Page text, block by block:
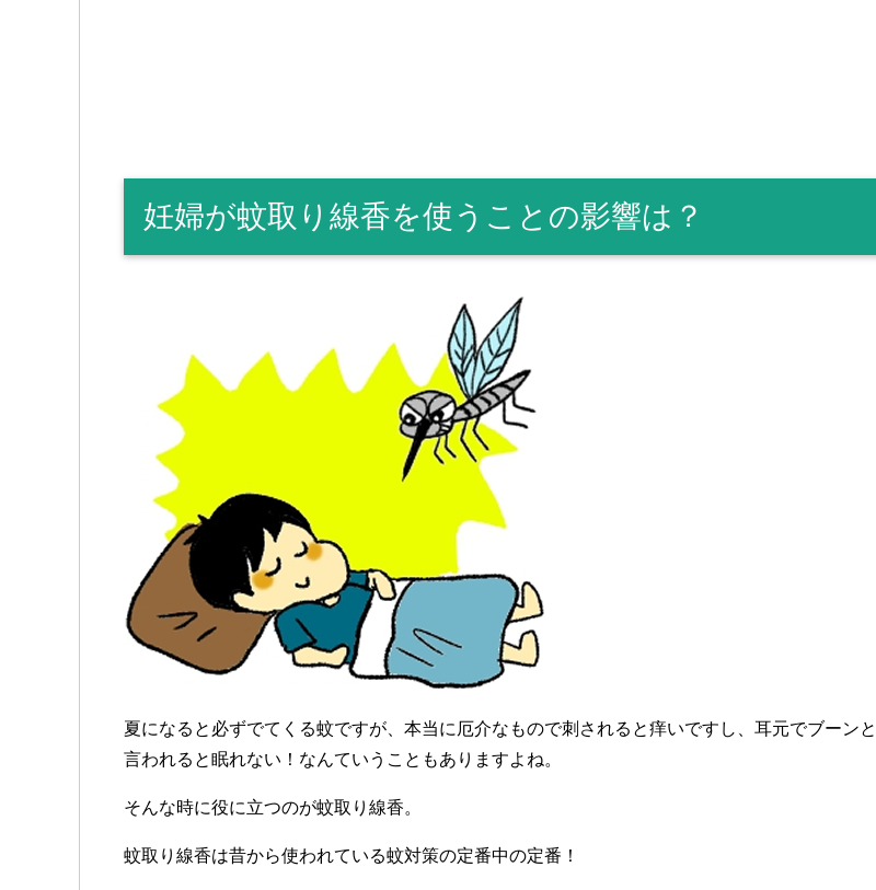
妊婦が蚊取り線香を使うことの影響は？
夏になると必ずでてくる蚊ですが、本当に厄介なもので刺されると痒いですし、耳元でブーンと
言われると眠れない！なんていうこともありますよね。
そんな時に役に立つのが蚊取り線香。
蚊取り線香は昔から使われている蚊対策の定番中の定番！